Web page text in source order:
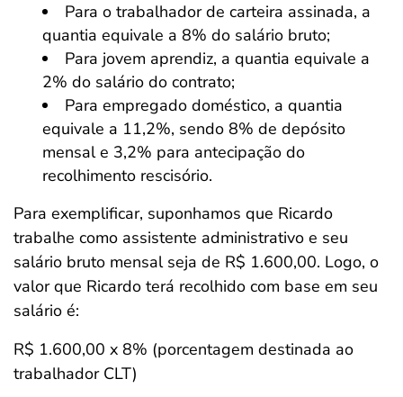
Para o trabalhador de carteira assinada, a
quantia equivale a 8% do salário bruto;
Para jovem aprendiz, a quantia equivale a
2% do salário do contrato;
Para empregado doméstico, a quantia
equivale a 11,2%, sendo 8% de depósito
mensal e 3,2% para antecipação do
recolhimento rescisório.
Para exemplificar, suponhamos que Ricardo
trabalhe como assistente administrativo e seu
salário bruto mensal seja de R$ 1.600,00. Logo, o
valor que Ricardo terá recolhido com base em seu
salário é:
R$ 1.600,00 x 8% (porcentagem destinada ao
trabalhador CLT)